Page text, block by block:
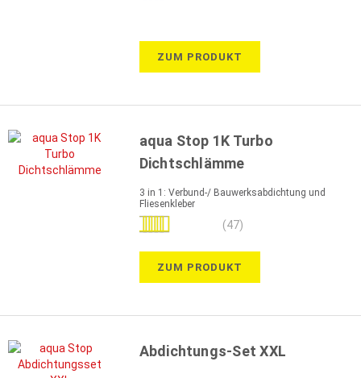
ZUM PRODUKT
aqua Stop 1K Turbo
Dichtschlämme
3 in 1: Verbund-/ Bauwerksabdichtung und
Fliesenkleber
Bewertung:
(47)
ZUM PRODUKT
Abdichtungs-Set XXL